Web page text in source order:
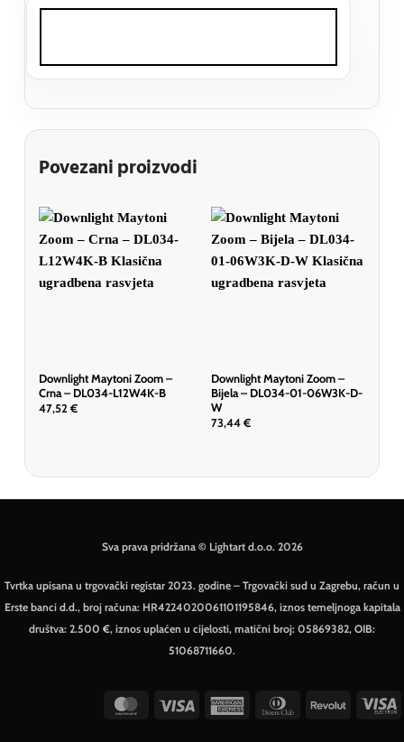
Povezani proizvodi
Downlight Maytoni Zoom –
Crna – DL034-L12W4K-B
47,52 €
Downlight Maytoni Zoom –
Bijela – DL034-01-06W3K-D-
W
73,44 €
Sva prava pridržana © Lightart d.o.o. 2026
Tvrtka upisana u trgovački registar 2023. godine – Trgovački sud u Zagrebu, račun u
Erste banci d.d., broj računa: HR4224020061101195846, iznos temeljnoga kapitala
društva: 2.500 €, iznos uplaćen u cijelosti, matični broj: 05869382, OIB:
51068711660.
MasterCardVisa
American
Dinners Revolut